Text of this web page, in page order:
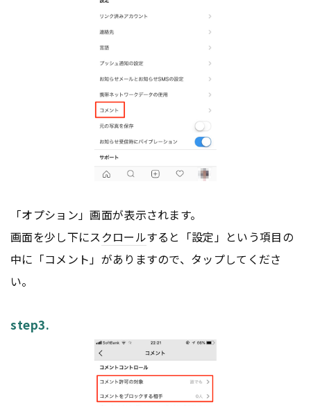
「オプション」画面が表示されます。
画面を少し下にスクロールすると「設定」という項目の
中に「コメント」がありますので、タップしてくださ
い。
step3.